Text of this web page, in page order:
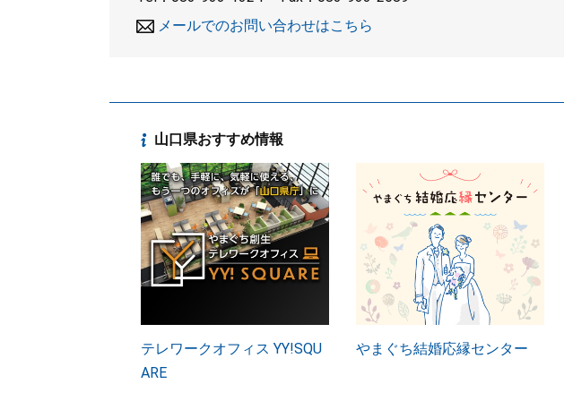
メールでのお問い合わせはこちら
山口県おすすめ情報
テレワークオフィス YY!SQU
ARE
やまぐち結婚応縁センター